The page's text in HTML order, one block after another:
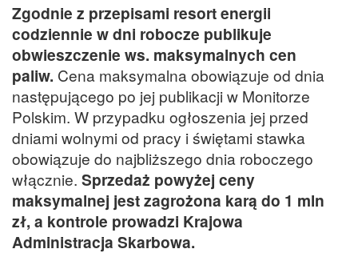
Zgodnie z przepisami resort energii
codziennie w dni robocze publikuje
obwieszczenie ws. maksymalnych cen
paliw. Cena maksymalna obowiązuje od dnia
następującego po jej publikacji w Monitorze
Polskim. W przypadku ogłoszenia jej przed
dniami wolnymi od pracy i świętami stawka
obowiązuje do najbliższego dnia roboczego
włącznie. Sprzedaż powyżej ceny
maksymalnej jest zagrożona karą do 1 mln
zł, a kontrole prowadzi Krajowa
Administracja Skarbowa.